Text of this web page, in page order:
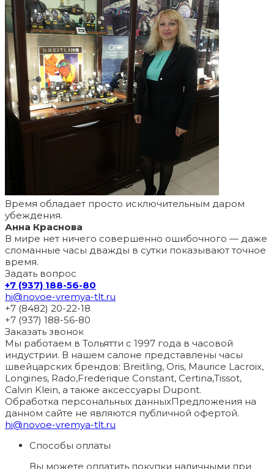
Время обладает просто исключительным даром
убеждения.
Анна Краснова
В мире нет ничего совершенно ошибочного — даже
сломанные часы дважды в сутки показывают точное
время.
Задать вопрос
+7 (937) 188-56-80
hi@novoe-vremya-tlt.ru
+7 (8482) 20-22-18
+7 (937) 188-56-80
Заказать звонок
Мы работаем в Тольятти с 1997 года в часовой
индустрии. В нашем салоне представлены часы
швейцарских брендов: Breitling, Oris, Maurice Lacroix,
Longines, Rado,Frederique Constant, Certina,Tissot,
Calvin Klein, а также аксессуары Dupont.
Обработка персональных данныхПредложения на
данном сайте не являются публичной офертой.
hi@novoe-vremya-tlt.ru
Способы оплаты
Вы можете оплатить покупки наличными при